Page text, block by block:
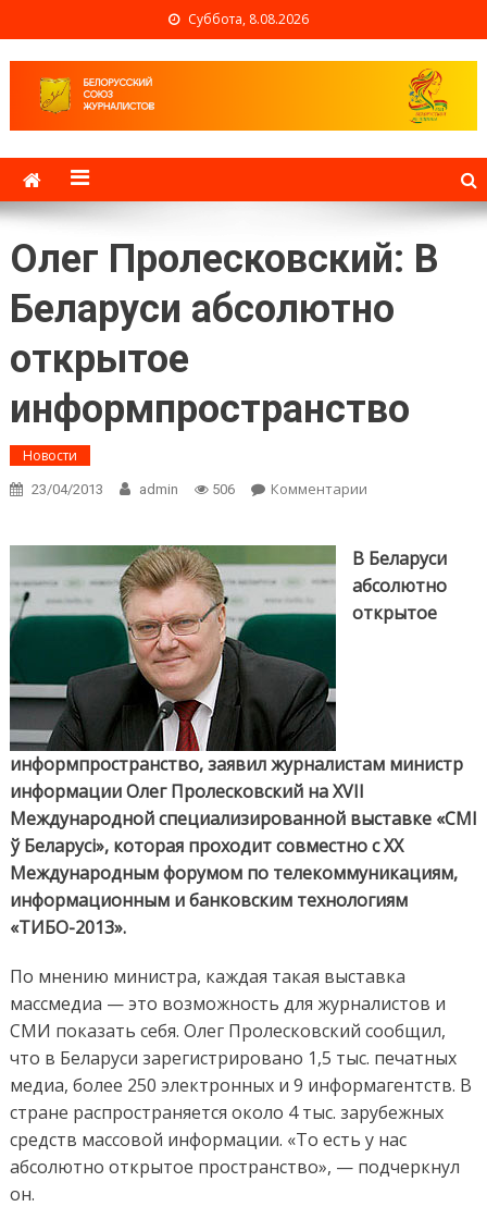
Суббота, 8.08.2026
Белорусский союз
журналистов
Олег Пролесковский: В
Беларуси абсолютно
открытое
информпространство
Новости
23/04/2013 admin 506 Комментарии
открытое
В Беларуси
абсолютно
открытое
информпространство, заявил журналистам министр
информации Олег Пролесковский на XVII
Международной специализированной выставке «СМІ
ў Беларусі», которая проходит совместно с XX
Международным форумом по телекоммуникациям,
информационным и банковским технологиям
«ТИБО-2013».
По мнению министра, каждая такая выставка
массмедиа — это возможность для журналистов и
СМИ показать себя. Олег Пролесковский сообщил,
что в Беларуси зарегистрировано 1,5 тыс. печатных
медиа, более 250 электронных и 9 информагентств. В
стране распространяется около 4 тыс. зарубежных
средств массовой информации. «То есть у нас
абсолютно открытое пространство», — подчеркнул
он.